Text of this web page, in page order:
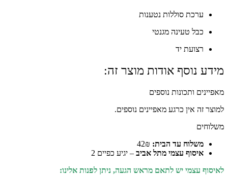
ערכת סוללות נטענות
כבל טעינה מגנטי
רצועת יד
מידע נוסף אודות מוצר זה:
מאפיינים ותכונות נוספים
למוצר זה אין כרגע מאפיינים נוספים.
משלוחים
משלוח עד הבית:
איסוף עצמי מתל אביב – יגיע כפיים 2
לאיסוף עצמי יש לתאם מראש הגעה, ניתן לפנות אלינו: